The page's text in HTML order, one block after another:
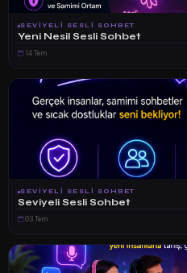
SEVIYELI SESLI SOHBET
Yeni Nesil Sesli Sohbet
14 Tem
SEVIYELI SESLI SOHBET
Seviyeli Sesli Sohbet
03 Tem